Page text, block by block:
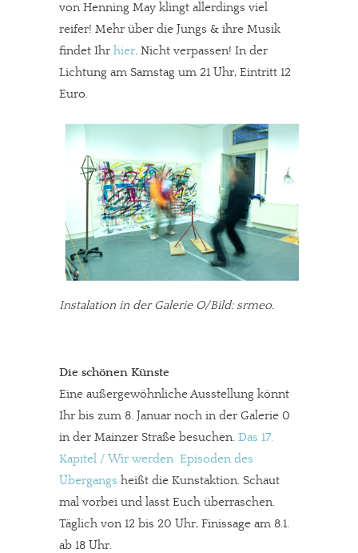
von Henning May klingt allerdings viel
reifer! Mehr über die Jungs & ihre Musik
findet Ihr hier. Nicht verpassen! In der
Lichtung am Samstag um 21 Uhr, Eintritt 12
Euro.
Instalation in der Galerie O/Bild: srmeo.
Die schönen Künste
Eine außergewöhnliche Ausstellung könnt
Ihr bis zum 8. Januar noch in der Galerie 0
in der Mainzer Straße besuchen. Das 17.
Kapitel / Wir werden  Episoden des
Übergangs heißt die Kunstaktion. Schaut
mal vorbei und lasst Euch überraschen.
Täglich von 12 bis 20 Uhr, Finissage am 8.1.
ab 18 Uhr.